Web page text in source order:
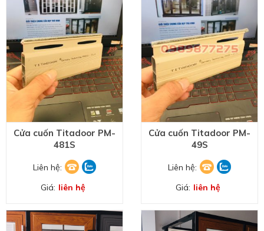
Cửa cuốn Titadoor PM-
481S
Liên hệ:
Giá: liên hệ
Cửa cuốn Titadoor PM-
49S
Liên hệ:
Giá: liên hệ